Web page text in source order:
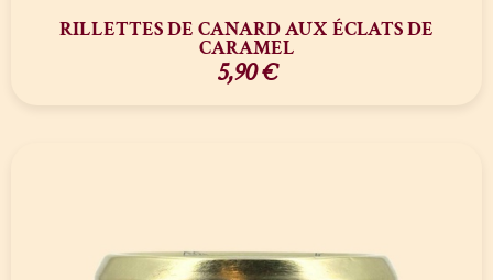
RILLETTES DE CANARD AUX ÉCLATS DE
CARAMEL
5,90€